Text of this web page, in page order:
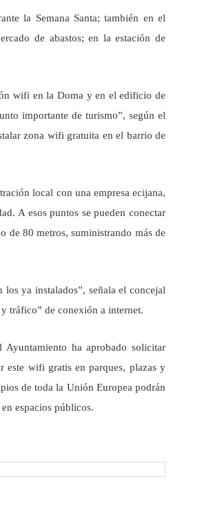
la Semana Santa; también en el
de abastos; en la estación de
wifi en la Doma y en el edificio de
importante de turismo”, según el
zona wifi gratuita en el barrio de
local con una empresa ecijana,
A esos puntos se pueden conectar
de 80 metros, suministrando más de
los ya instalados”, señala el concejal
tráfico” de conexión a internet.
ha aprobado solicitar
este wifi gratis en parques, plazas y
de toda la Unión Europea podrán
espacios públicos.